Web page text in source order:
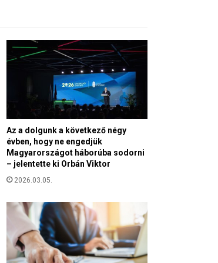
Az a dolgunk a következő négy
évben, hogy ne engedjük
Magyarországot háborúba sodorni
– jelentette ki Orbán Viktor
2026.03.05.